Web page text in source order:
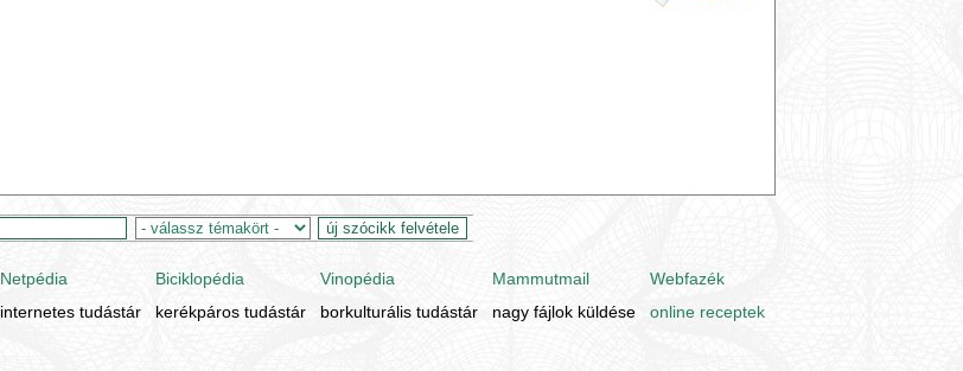
Netpédia Biciklopédia Vinopédia Mammutmail
Webfazék
internetes tudástár kerékpáros tudástár borkulturális tudástár nagy fájlok küldése online receptek